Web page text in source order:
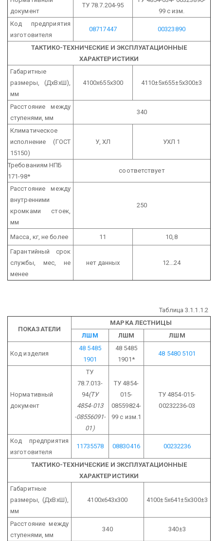
документ
ТУ 78.7.204-95
99 с изм.
Код предприятия
изготовителя
08717447 00323890
ТАКТИКО-ТЕХНИЧЕСКИЕ И ЭКСПЛУАТАЦИОННЫЕ
ХАРАКТЕРИСТИКИ
Габаритные
размеры, (ДхВхШ),
мм
4100х655х300 4110±5х655±5х300±3
Расстояние между
ступенями, мм
340
Климатическое
исполнение (ГОСТ
15150)
У, ХЛ УХЛ 1
Требованиям НПБ
171-98*
соответствует
Расстояние между
внутренними
кромками стоек,
мм
250
Масса, кг, не более 11
10,8
Гарантийный срок
службы, мес, не
менее
нет данных 12...24
Таблица 3.1.1.1.2
ПОКАЗАТЕЛИ
МАРКА ЛЕСТНИЦЫ
ЛШМ
ЛШМ ЛШМ
Код изделия
48 5485
1901
48 5485
1901*
48 5480 5101
Нормативный
документ
ТУ
78.7.013-
94(ТУ
4854-013
-08556091-
01)
ТУ 4854-
015-
08559824-
99 с изм.1
ТУ 4854-015-
00232236-03
Код предприятия
изготовителя
11735578 08830416 00232236
ТАКТИКО-ТЕХНИЧЕСКИЕ И ЭКСПЛУАТАЦИОННЫЕ
ХАРАКТЕРИСТИКИ
Габаритные
размеры, (ДхВхШ),
мм
4100х643х300 4100±5х641±5х300±3
Расстояние между
ступенями, мм
340 340±3